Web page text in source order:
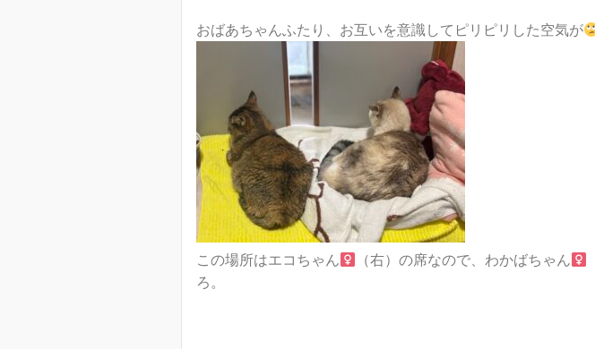
おばあちゃんふたり、お互いを意識してピリピリした空気が
この場所はエコちゃん （右）の席なので、わかばちゃん
ろ。